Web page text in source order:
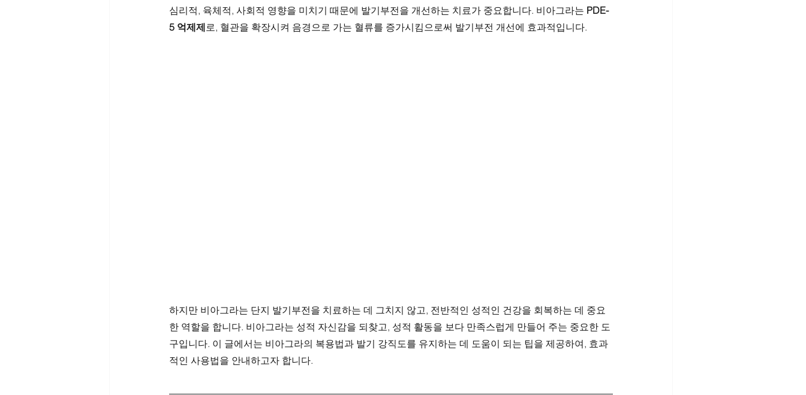
심리적, 육체적, 사회적 영향을 미치기 때문에 발기부전을 개선하는 치료가 중요합니다. 비아그라는 PDE-
5 억제제로, 혈관을 확장시켜 음경으로 가는 혈류를 증가시킴으로써 발기부전 개선에 효과적입니다.
하지만 비아그라는 단지 발기부전을 치료하는 데 그치지 않고, 전반적인 성적인 건강을 회복하는 데 중요
한 역할을 합니다. 비아그라는 성적 자신감을 되찾고, 성적 활동을 보다 만족스럽게 만들어 주는 중요한 도
구입니다. 이 글에서는 비아그라의 복용법과 발기 강직도를 유지하는 데 도움이 되는 팁을 제공하여, 효과
적인 사용법을 안내하고자 합니다.